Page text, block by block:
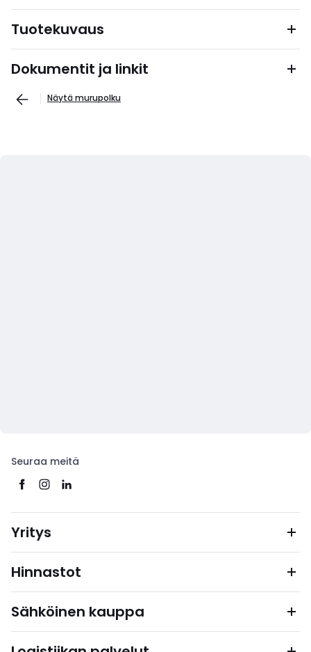
Tuotekuvaus
Dokumentit ja linkit
Näytä murupolku
Seuraa meitä
Yritys
Hinnastot
Sähköinen kauppa